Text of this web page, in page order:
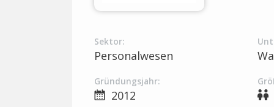
Sektor:
Personalwesen
Gründungsjahr:
2012